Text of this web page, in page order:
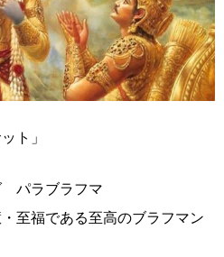
ト」
パラブラフマ
至福である至高のブラフマン